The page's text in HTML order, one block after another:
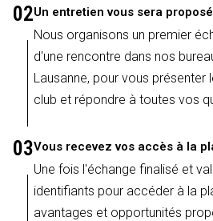
02Un entretien vous sera proposé
Nous organisons un premier
d'une rencontre dans nos
Lausanne, pour vous présenter
club et répondre à toutes vos
03Vous recevez vos accès à la
Une fois l'échange finalisé et
identifiants pour accéder à la
avantages et opportunités